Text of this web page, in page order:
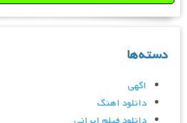
دسته‌ها
اگهی
دانلود اهنگ